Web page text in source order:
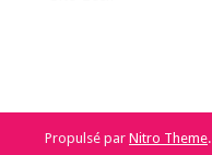
Propulsé par Nitro Theme.